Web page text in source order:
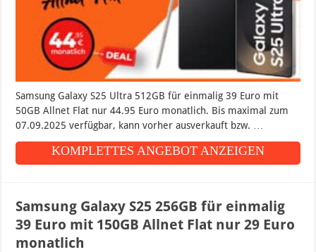
Samsung Galaxy S25 Ultra 512GB für einmalig 39 Euro mit
50GB Allnet Flat nur 44.95 Euro monatlich. Bis maximal zum
07.09.2025 verfügbar, kann vorher ausverkauft bzw. …
KOMPLETTES ANGEBOT ANZEIGEN
Samsung Galaxy S25 256GB für einmalig
39 Euro mit 150GB Allnet Flat nur 29 Euro
monatlich